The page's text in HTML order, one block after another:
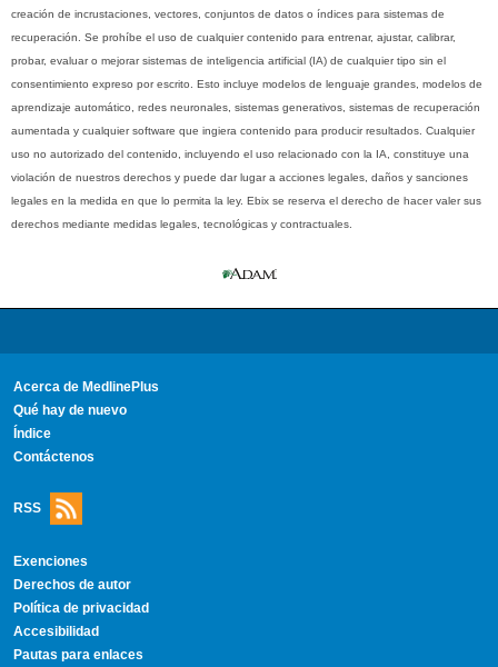
creación de incrustaciones, vectores, conjuntos de datos o índices para sistemas de
recuperación. Se prohíbe el uso de cualquier contenido para entrenar, ajustar, calibrar,
probar, evaluar o mejorar sistemas de inteligencia artificial (IA) de cualquier tipo sin el
consentimiento expreso por escrito. Esto incluye modelos de lenguaje grandes, modelos de
aprendizaje automático, redes neuronales, sistemas generativos, sistemas de recuperación
aumentada y cualquier software que ingiera contenido para producir resultados. Cualquier
uso no autorizado del contenido, incluyendo el uso relacionado con la IA, constituye una
violación de nuestros derechos y puede dar lugar a acciones legales, daños y sanciones
legales en la medida en que lo permita la ley. Ebix se reserva el derecho de hacer valer sus
derechos mediante medidas legales, tecnológicas y contractuales.
Acerca de MedlinePlus
Qué hay de nuevo
Índice
Contáctenos
RSS
Exenciones
Derechos de autor
Política de privacidad
Accesibilidad
Pautas para enlaces